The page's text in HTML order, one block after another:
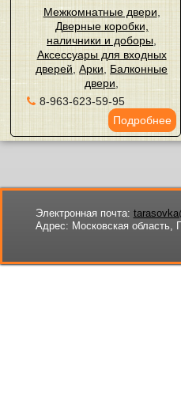
Межкомнатные двери
Дверные коробки,
наличники и доборы
Аксессуары для входных
дверей ,Арки
Балконные
двери
8-963-623-59-95
Подробнее
Электронная почта:
Адрес: Московская область,